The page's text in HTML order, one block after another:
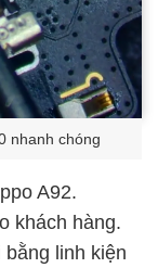
nhanh chóng
A92.
khách hàng.
linh kiện